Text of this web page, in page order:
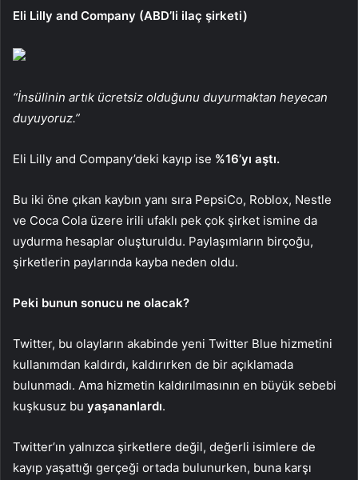
Eli Lilly and Company (ABD’li ilaç şirketi)
“İnsülinin artık ücretsiz olduğunu duyurmaktan heyecan
duyuyoruz.”
Eli Lilly and Company’deki kayıp ise %16’yı aştı.
Bu iki öne çıkan kaybın yanı sıra PepsiCo, Roblox, Nestle
ve Coca Cola üzere irili ufaklı pek çok şirket ismine da
uydurma hesaplar oluşturuldu. Paylaşımların birçoğu,
şirketlerin paylarında kayba neden oldu.
Peki bunun sonucu ne olacak?
Twitter, bu olayların akabinde yeni Twitter Blue hizmetini
kullanımdan kaldırdı, kaldırırken de bir açıklamada
bulunmadı. Ama hizmetin kaldırılmasının en büyük sebebi
kuşkusuz bu yaşananlardı.
Twitter’ın yalnızca şirketlere değil, değerli isimlere de
kayıp yaşattığı gerçeği ortada bulunurken, buna karşı